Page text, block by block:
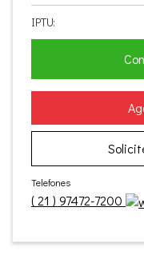
IPTU:
Telefones
(21 ) 97472-7200